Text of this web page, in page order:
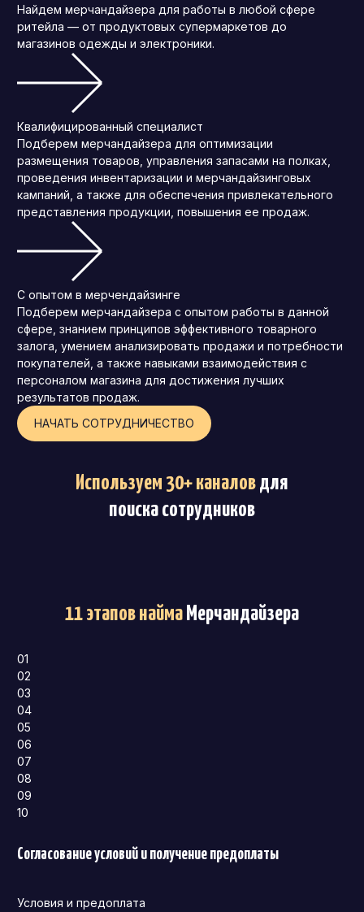
Найдем мерчандайзера для работы в любой сфере
ритейла — от продуктовых супермаркетов до
магазинов одежды и электроники.
Квалифицированный специалист
Подберем мерчандайзера для оптимизации
размещения товаров, управления запасами на полках,
проведения инвентаризации и мерчандайзинговых
кампаний, а также для обеспечения привлекательного
представления продукции, повышения ее продаж.
С опытом в мерчендайзинге
Подберем мерчандайзера с опытом работы в данной
сфере, знанием принципов эффективного товарного
залога, умением анализировать продажи и потребности
покупателей, а также навыками взаимодействия с
персоналом магазина для достижения лучших
результатов продаж.
НАЧАТЬ СОТРУДНИЧЕСТВО
Используем 30+ каналовдля
поиска сотрудников
11 этапов найма Мерчандайзера
01
02
03
04
05
06
07
08
09
10
Согласование условий и получение предоплаты
Условия и предоплата